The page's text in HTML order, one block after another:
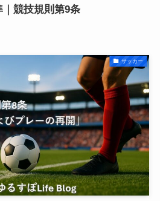
競技規則第9条
サッカー